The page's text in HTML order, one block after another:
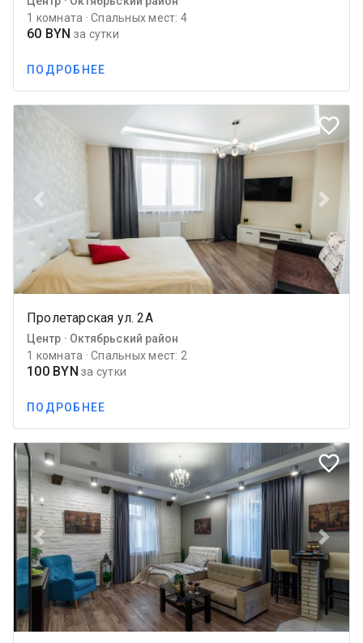
1 комната · Спальных мест: 4
60 BYN за сутки
ПОДРОБНЕЕ
favorite_border
Previous Next
Пролетарская ул. 2А
Центр · Октябрьский район
1 комната · Спальных мест: 2
100 BYN за сутки
ПОДРОБНЕЕ
favorite_border
Previous Next